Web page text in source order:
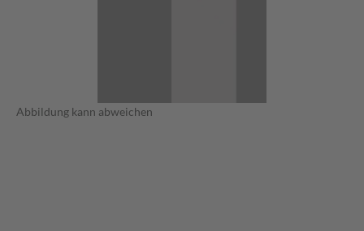
Abbildung kann abweichen